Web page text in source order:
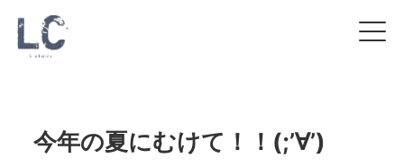
今年の夏にむけて！！(;’∀’)